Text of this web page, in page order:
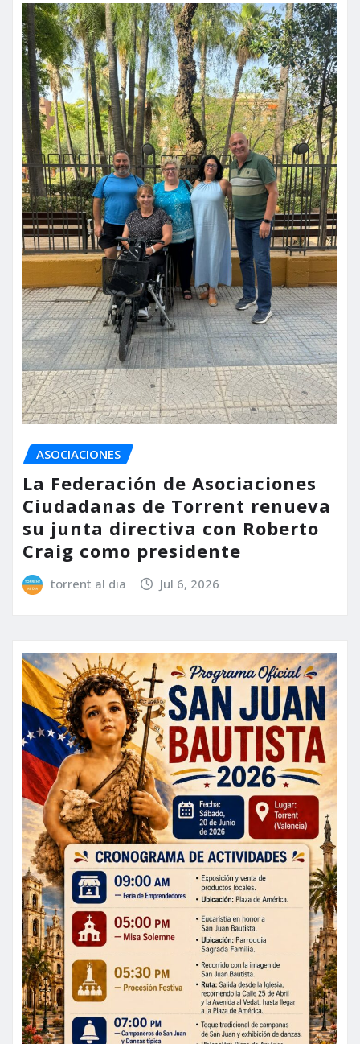
ASOCIACIONES
La Federación de Asociaciones
Ciudadanas de Torrent renueva
su junta directiva con Roberto
Craig como presidente
torrent al dia Jul 6, 2026